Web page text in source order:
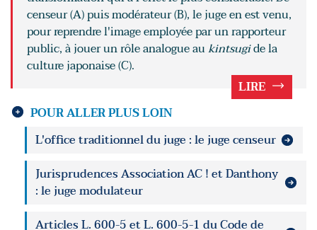
censeur (A) puis modérateur (B), le juge en est venu,
pour reprendre l'image employée par un rapporteur
public, à jouer un rôle analogue aukintsugide la
culture japonaise (C).
LIRE
POUR ALLER PLUS LOIN
L'office traditionnel du juge : le juge censeur
Jurisprudences Association AC ! et Danthony
: le juge modulateur
Articles L. 600-5 et L. 600-5-1 du Code de